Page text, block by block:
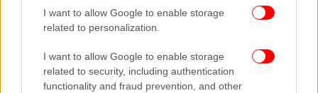
I want to allow Google to enable storage
related to personalization.
I want to allow Google to enable storage
related to security, including authentication
functionality and fraud prevention, and other
8) Γερμανία (8,1 βαθμοί)